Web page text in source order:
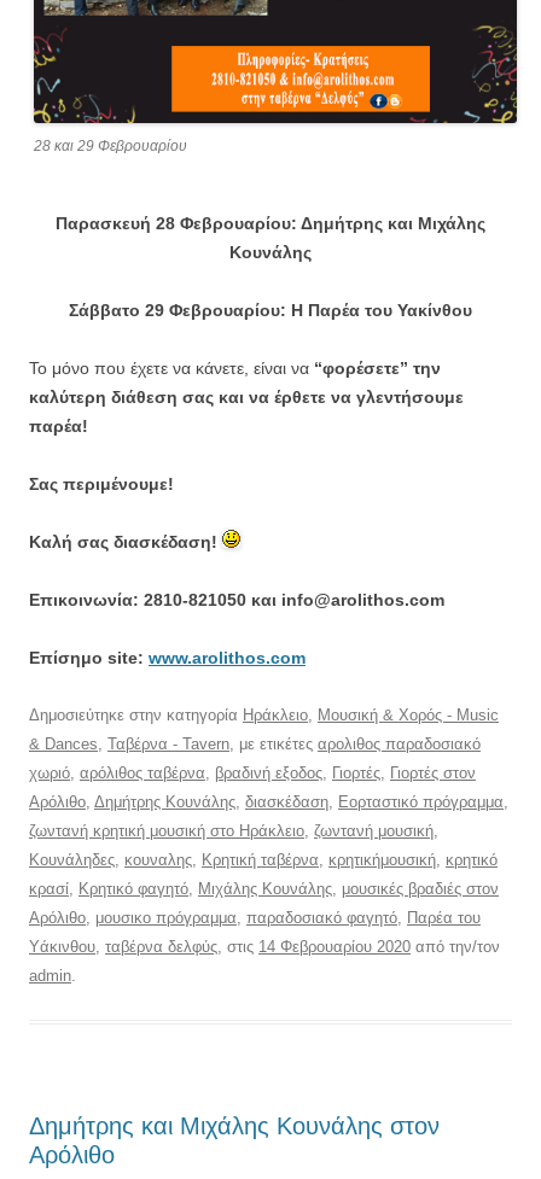
28 και 29 Φεβρουαρίου
Παρασκευή 28 Φεβρουαρίου: Δημήτρης και Μιχάλης
Κουνάλης
Σάββατο 29 Φεβρουαρίου: Η Παρέα του Υακίνθου
Το μόνο που έχετε να κάνετε, είναι να “φορέσετε” την
καλύτερη διάθεση σας και να έρθετε να γλεντήσουμε
παρέα!
Σας περιμένουμε!
Καλή σας διασκέδαση!
Επικοινωνία: 2810-821050 και info@arolithos.com
Eπίσημο site: www.arolithos.com
Δημοσιεύτηκε στην κατηγορία Ηράκλειο, Μουσική & Χορός - Music
& Dances, Ταβέρνα - Tavern, με ετικέτες αρολιθος παραδοσιακό
χωριό, αρόλιθος ταβέρνα, βραδινή εξοδος, Γιορτές, Γιορτές στον
Αρόλιθο, Δημήτρης Κουνάλης, διασκέδαση, Εορταστικό πρόγραμμα,
ζωντανή κρητική μουσική στο Ηράκλειο, ζωντανή μουσική,
Κουνάληδες, κουναλης, Κρητική ταβέρνα, κρητικήμουσική, κρητικό
κρασί, Κρητικό φαγητό, Μιχάλης Κουνάλης, μουσικές βραδιές στον
Αρόλιθο, μουσικο πρόγραμμα, παραδοσιακό φαγητό, Παρέα του
Υάκινθου, ταβέρνα δελφύς, στις 14 Φεβρουαρίου 2020 από την/τον
admin.
Δημήτρης και Μιχάλης Κουνάλης στον
Αρόλιθο